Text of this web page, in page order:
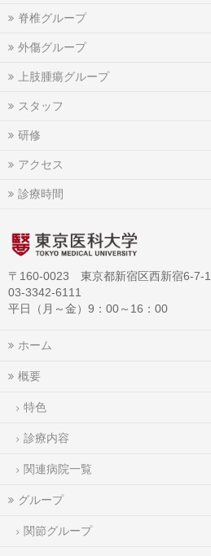
脊椎グループ
外傷グループ
上肢腫瘍グループ
スタッフ
研修
アクセス
診療時間
〒160-0023 東京都新宿区西新宿6-7-1
03-3342-6111
平日（月～金）9：00～16：00
ホーム
概要
特色
診療内容
関連病院一覧
グループ
関節グループ